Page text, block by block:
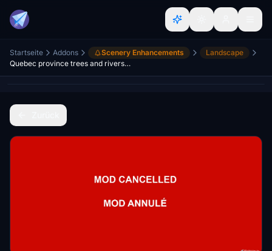
Startseite Addons Scenery Enhancements
Landscape
Quebec province trees and rivers corrections WIP (cancelled)